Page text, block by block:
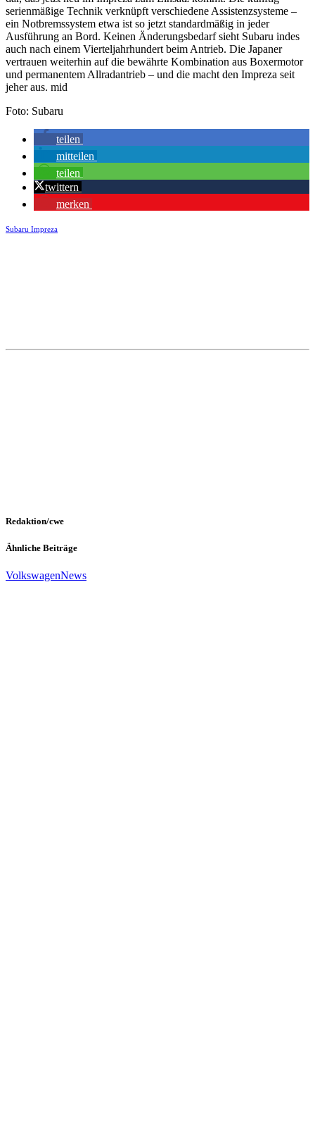
serienmäßige Technik verknüpft verschiedene Assistenzsysteme –
ein Notbremssystem etwa ist so jetzt standardmäßig in jeder
Ausführung an Bord. Keinen Änderungsbedarf sieht Subaru indes
auch nach einem Vierteljahrhundert beim Antrieb. Die Japaner
vertrauen weiterhin auf die bewährte Kombination aus Boxermotor
und permanentem Allradantrieb – und die macht den Impreza seit
jeher aus. mid
Foto: Subaru
teilen
mitteilen
teilen
twittern
merken
Subaru Impreza
Redaktion/cwe
Ähnliche Beiträge
VolkswagenNews